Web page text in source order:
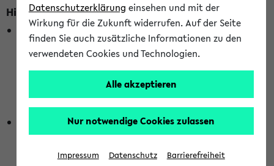
Hinweise zur Liste der Raumänderungen
In dieser Liste werden nur Veranstaltungstermine
berücksichtigt, die gerade oder innerhalb der nächsten 2
Stunden stattfinden. Berücksichtigt werden nur Termine,
wurden. Die Anzeige ist semesterübergreifend und nicht
abhängig vom im eKVV gewählten Semester.
Die hier gezeigte Liste von Raumänderungen kann nur
vollständig sein, wenn den Fakultäten von den Lehrenden
die Änderungen zeitnah mitgeteilt und diese Änderungen
Datenschutzerklärung einsehen und mit der
Wirkung für die Zukunft widerrufen. Auf der Seite
finden Sie auch zusätzliche Informationen zu den
verwendeten Cookies und Technologien.
Alle akzeptieren
Nur notwendige Cookies zulassen
Impressum Datenschutz Barrierefreiheit